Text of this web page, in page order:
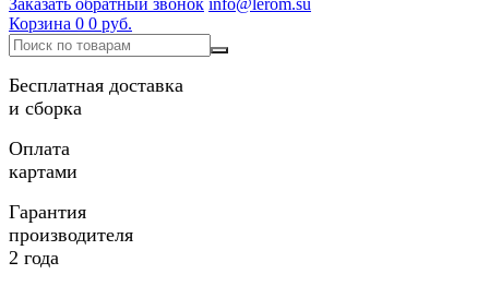
Заказать обратный звонок info@lerom.su
Корзина 0 0 руб.
Бесплатная доставка
и сборка
Оплата
картами
Гарантия
производителя
2 года